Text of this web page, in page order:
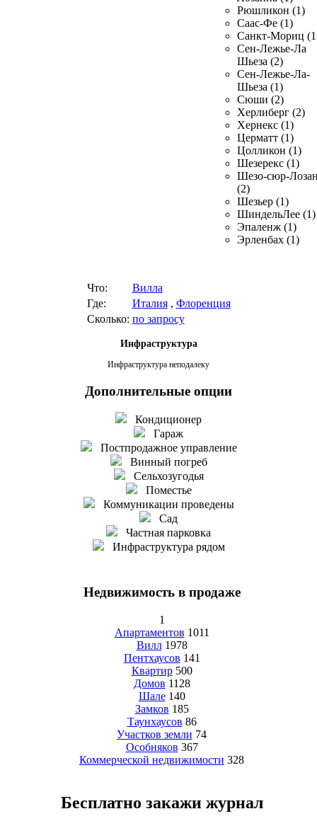
Рюшликон (1)
Саас-Фе (1)
Санкт-Мориц
Сен-Лежье-Ла
Шьеза (2)
Сен-Лежье-Ла-
Шьеза (1)
Сюши (2)
Херлиберг (2)
Хернекс (1)
Церматт (1)
Цолликон (1)
Шезерекс (1)
Шезо-сюр-
(2)
Шезьер (1)
ШиндельЛее (1)
Эпаленж (1)
Эрленбах (1)
Что:
Вилла
Где:
Италия, Флоренция
Сколько: по запросу
Инфраструктура
Инфраструктура неподалеку
Дополнительные опции
Кондиционер
Гараж
Постпродажное управление
Винный погреб
Сельхозугодья
Поместье
Коммуникации проведены
Сад
Частная парковка
Инфраструктура рядом
Недвижимость в продаже
1
Апартаментов 1011
Вилл 1978
Пентхаусов 141
Квартир 500
Домов 1128
Шале 140
Замков 185
Таунхаусов 86
Участков земли 74
Особняков 367
Коммерческой недвижимости 328
Бесплатно закажи журнал